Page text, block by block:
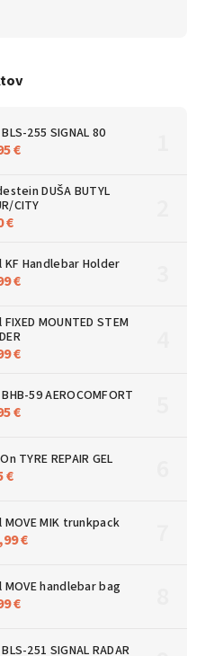
255 SIGNAL 80
€
DUŠA BUTYL
CITY
€
KF Handlebar Holder
€
FIXED MOUNTED STEM
€
59 AEROCOMFORT
€
TYRE REPAIR GEL
€
MOVE MIK trunkpack
€
MOVE handlebar bag
€
251 SIGNAL RADAR